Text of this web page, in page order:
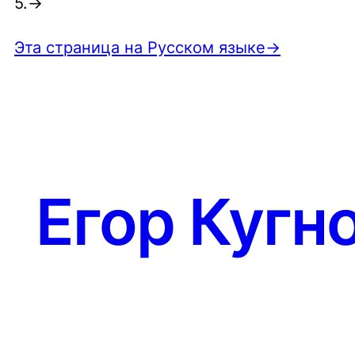
Эта страница на Русском языке→
Егор